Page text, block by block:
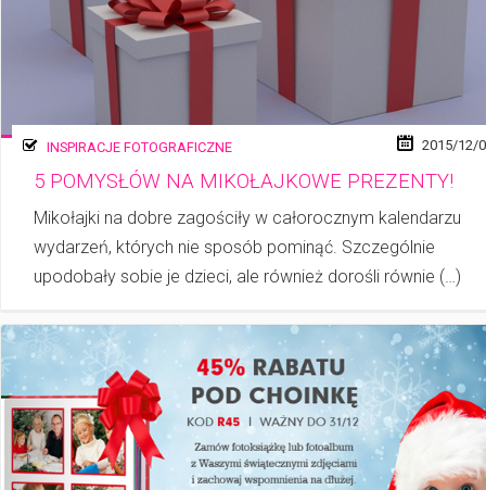
INSPIRACJE FOTOGRAFICZNE 2015/12/
5 POMYSŁÓW NA MIKOŁAJKOWE PREZENTY!
Mikołajki na dobre zagościły w całorocznym kalendarzu
wydarzeń, których nie spo­sób pominąć. Szczególnie
upodobały sobie je dzieci, ale również dorośli równie (…)